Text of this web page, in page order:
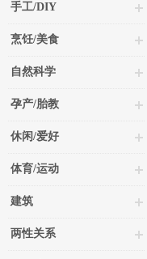
手工/DIY
烹饪/美食
自然科学
孕产/胎教
休闲/爱好
体育/运动
建筑
两性关系